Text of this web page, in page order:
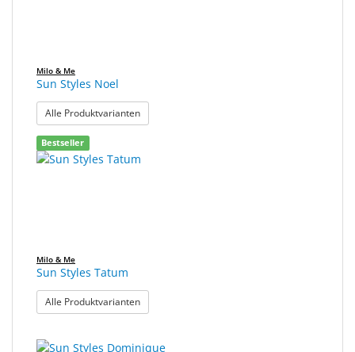
Milo & Me
Sun Styles Noel
Alle Produktvarianten: Sun Styles Noel
Bestseller
Milo & Me
Sun Styles Tatum
Alle Produktvarianten: Sun Styles Tatum